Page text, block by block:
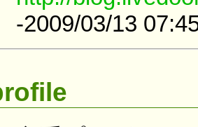
-2009/03/13